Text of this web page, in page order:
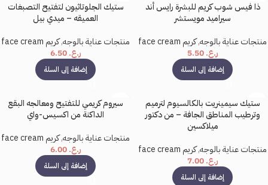
ذا فيس شوب كريم للبشرة رايس أند
سيراميد مويستشر
منتجات عناية بالوجه,كريم face cream
ر.ع.5.50
إضافة إلى السلة
ستيك الجلوتاثيون لتفتيح التصبغات
العميقه – ميدي بيل
منتجات عناية بالوجه,كريم face cream
ر.ع.6.50
إضافة إلى السلة
ستيك سيمينريت بالكالسيوم لترميم
وترطيب المناطق الجافة – من دكتور
ميلاكسين
منتجات عناية بالوجه,كريم face cream
ر.ع.7.00
إضافة إلى السلة
سيروم كريمي للتفتيح ومعالجه البقع
الداكنة من اكسيس-واي
منتجات عناية بالوجه,كريم face cream
ر.ع.6.00
إضافة إلى السلة